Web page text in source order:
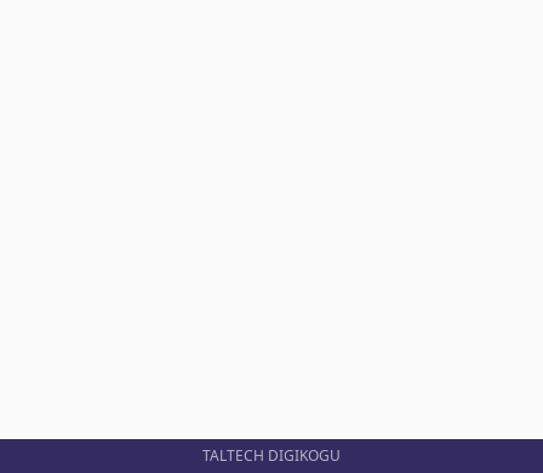
TALTECH DIGIKOGU